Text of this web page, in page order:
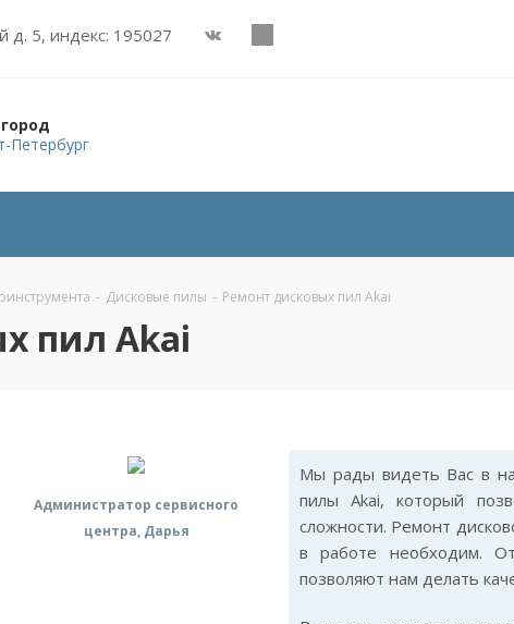
д. 5, индекс: 195027
Петербург
- Дисковые пилы - Ремонт дисковых пил Akai
пил Akai
Администратор сервисного
центра, Дарья
Мы рады видеть Вас в
пилы Akai, который
сложности. Ремонт
в работе необходим.
позволяют нам делать